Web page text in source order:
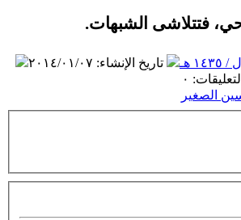
فتتلاشى الشبهات.
تاريخ الإنشاء: ٢٠١٤/٠١/٠٧
التعليقات: ٠
الصغير